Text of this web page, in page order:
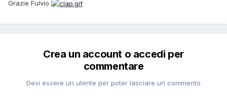
Grazie Fulvio
Crea un account o accedi per
commentare
Devi essere un utente per poter lasciare un commento